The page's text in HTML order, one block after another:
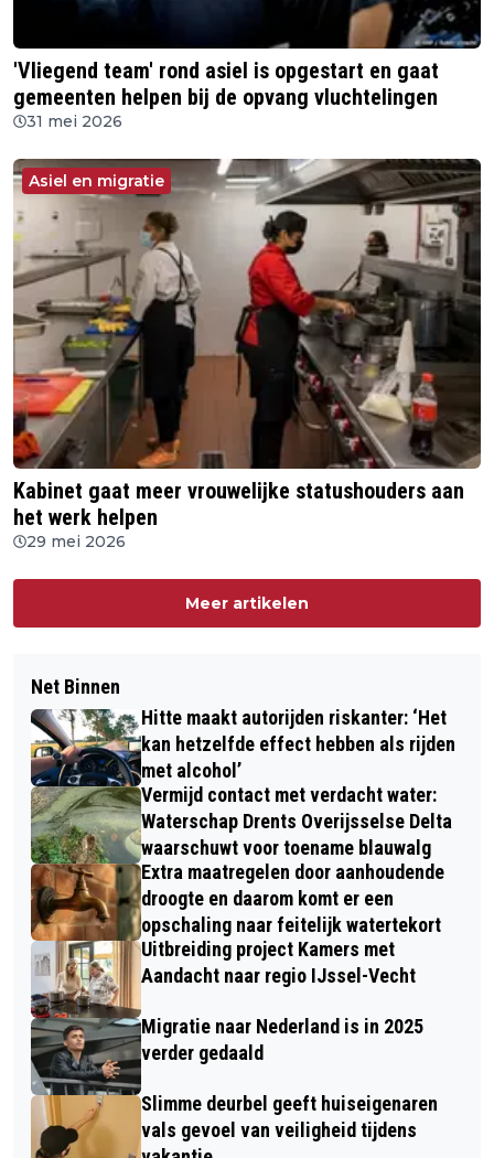
'Vliegend team' rond asiel is opgestart en gaat
gemeenten helpen bij de opvang vluchtelingen
31 mei 2026
Asiel en migratie
Kabinet gaat meer vrouwelijke statushouders aan
het werk helpen
29 mei 2026
Meer artikelen
Net Binnen
Hitte maakt autorijden riskanter: ‘Het
kan hetzelfde effect hebben als rijden
met alcohol’
Vermijd contact met verdacht water:
Waterschap Drents Overijsselse Delta
waarschuwt voor toename blauwalg
Extra maatregelen door aanhoudende
droogte en daarom komt er een
opschaling naar feitelijk watertekort
Uitbreiding project Kamers met
Aandacht naar regio IJssel-Vecht
Migratie naar Nederland is in 2025
verder gedaald
Slimme deurbel geeft huiseigenaren
vals gevoel van veiligheid tijdens